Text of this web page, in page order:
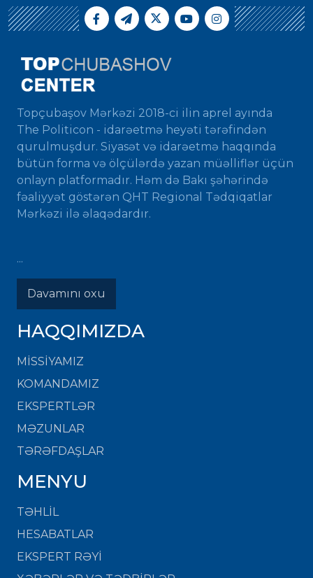
Topçubaşov Mərkəzi 2018-ci ilin aprel ayında
The Politicon - idarəetmə heyəti tərəfindən
qurulmuşdur. Siyasət və idarəetmə haqqında
bütün forma və ölçülərdə yazan müəlliflər üçün
onlayn platformadır. Həm də Bakı şəhərində
fəaliyyət göstərən QHT Regional Tədqiqatlar
Mərkəzi ilə əlaqədardır.
...
Davamını oxu
HAQQIMIZDA
MISSIYAMIZ
KOMANDAMIZ
EKSPERTLƏR
MƏZUNLAR
TƏRƏFDAŞLAR
MENYU
TƏHLİL
HESABATLAR
EKSPERT RƏYİ